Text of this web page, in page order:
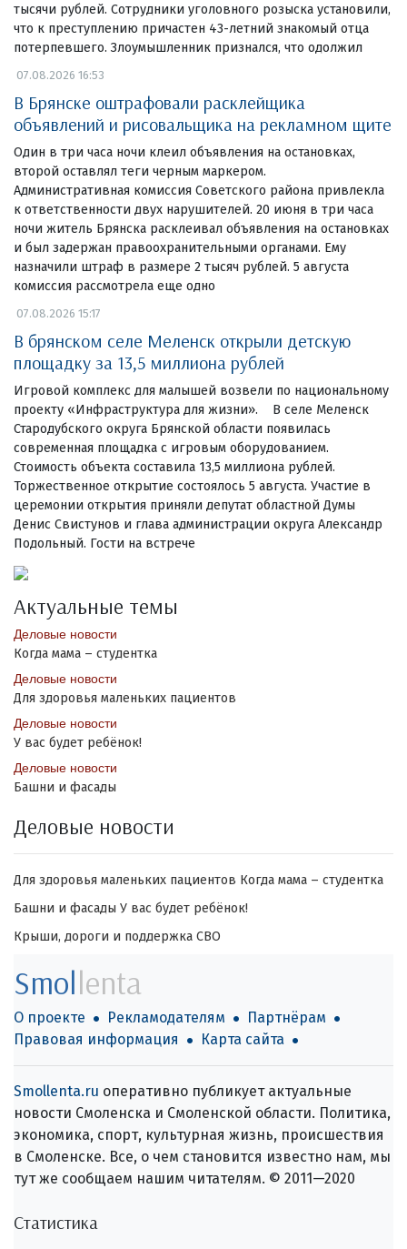
тысячи рублей. Сотрудники уголовного розыска установили,
что к преступлению причастен 43-летний знакомый отца
потерпевшего. Злоумышленник признался, что одолжил
07.08.2026 16:53
В Брянске оштрафовали расклейщика
объявлений и рисовальщика на рекламном щите
Один в три часа ночи клеил объявления на остановках,
второй оставлял теги черным маркером.
Административная комиссия Советского района привлекла
к ответственности двух нарушителей. 20 июня в три часа
ночи житель Брянска расклеивал объявления на остановках
и был задержан правоохранительными органами. Ему
назначили штраф в размере 2 тысяч рублей. 5 августа
комиссия рассмотрела еще одно
07.08.2026 15:17
В брянском селе Меленск открыли детскую
площадку за 13,5 миллиона рублей
Игровой комплекс для малышей возвели по национальному
проекту «Инфраструктура для жизни». В селе Меленск
Стародубского округа Брянской области появилась
современная площадка с игровым оборудованием.
Стоимость объекта составила 13,5 миллиона рублей.
Торжественное открытие состоялось 5 августа. Участие в
церемонии открытия приняли депутат областной Думы
Денис Свистунов и глава администрации округа Александр
Подольный. Гости на встрече
Актуальные темы
Деловые новости
Когда мама – студентка
Деловые новости
Для здоровья маленьких пациентов
Деловые новости
У вас будет ребёнок!
Деловые новости
Башни и фасады
Деловые новости
Для здоровья маленьких пациентов Когда мама – студентка
Башни и фасады У вас будет ребёнок!
Крыши, дороги и поддержка СВО
Smollenta
О проекте Рекламодателям
Партнёрам
Правовая информация
Карта сайта
Smollenta.ru оперативно публикует актуальные
новости Смоленска и Смоленской области. Политика,
экономика, спорт, культурная жизнь, происшествия
в Смоленске. Все, о чем становится известно нам, мы
тут же сообщаем нашим читателям. © 2011—2020
Статистика